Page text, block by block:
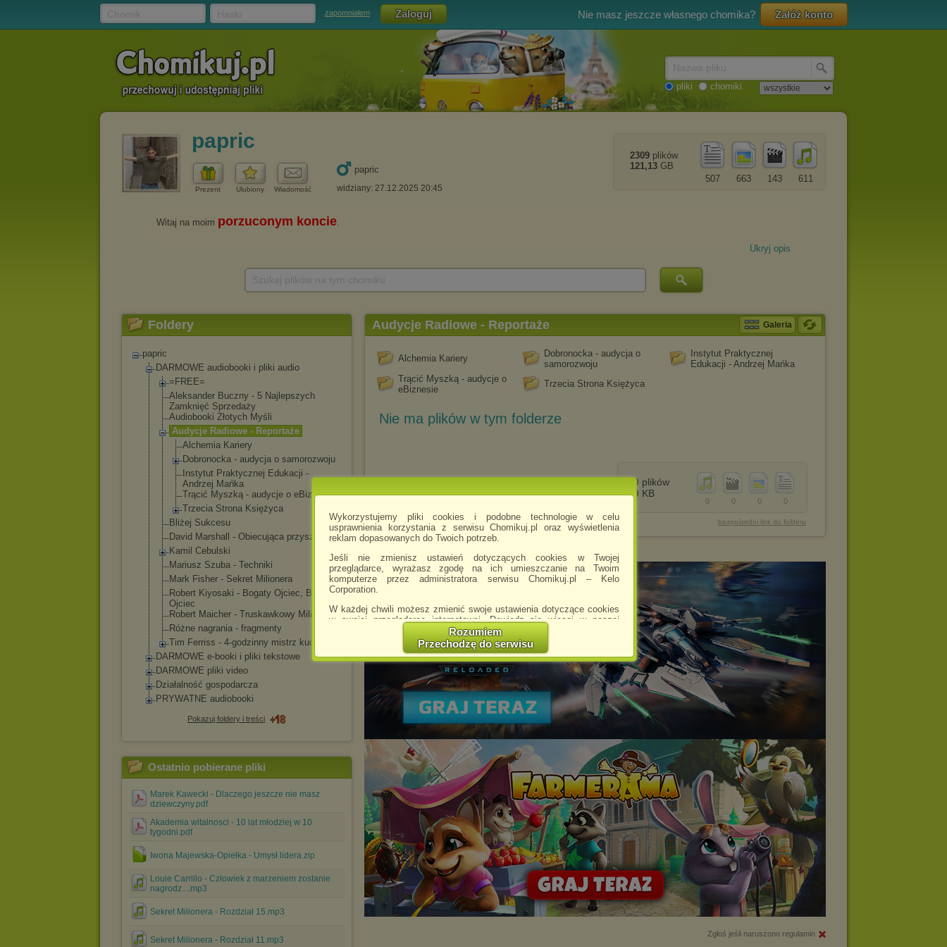
Wykorzystujemy pliki cookies i podobne technologie w celu
usprawnienia korzystania z serwisu Chomikuj.pl oraz wyświetlenia
reklam dopasowanych do Twoich potrzeb.
Jeśli nie zmienisz ustawień dotyczących cookies w Twojej
przeglądarce, wyrażasz zgodę na ich umieszczanie na Twoim
komputerze przez administratora serwisu Chomikuj.pl – Kelo
Corporation.
W każdej chwili możesz zmienić swoje ustawienia dotyczące cookies
w swojej przeglądarce internetowej. Dowiedz się więcej w naszej
http://chomikuj.pl/PolitykaPrywatnosci.aspx
Jednocześnie informujemy że zmiana ustawień przeglądarki może
spowodować ograniczenie korzystania ze strony Chomikuj.pl.
W przypadku braku twojej zgody na akceptację cookies niestety
prosimy o opuszczenie serwisu chomikuj.pl.
Wykorzystanie plików cookies
przezZaufanych Partnerów
(dostosowanie reklam do Twoich potrzeb, analiza skuteczności działań
Wyrażenie sprzeciwu spowoduje, że wyświetlana Ci reklama nie
będzie dopasowana do Twoich preferencji, a będzie to reklama
wyświetlona przypadkowo.
Istnieje możliwość zmiany ustawień przeglądarki internetowej w
sposób uniemożliwiający przechowywanie plików cookies na
urządzeniu końcowym. Można również usunąć pliki cookies,
dokonując odpowiednich zmian w ustawieniach przeglądarki
internetowej.
Pełną informację na ten temat znajdziesz pod adresem
http://chomikuj.pl/PolitykaPrywatnosci.aspx.
Rozumiem
Przechodzę do serwisu
zapomniałem Nie masz jeszcze własnego chomika? Załóż konto
pliki chomiki
papric
Prezent Ulubiony Wiadomość
papric
widziany: 27.12.2025 20:45
611
143
663
507
2309 plików
121,13 GB
Ukryj opis
Foldery
papric
DARMOWE audiobooki i pliki audio
=FREE=
Aleksander Buczny - 5 Najlepszych
Zamknięć Sprzedaży
Audiobooki Złotych Myśli
Audycje Radiowe - Reportaże
Alchemia Kariery
Dobronocka - audycja o samorozwoju
Instytut Praktycznej Edukacji -
Andrzej Mańka
Trącić Myszką - audycje o eBiznesie
Trzecia Strona Księżyca
Bliżej Sukcesu
David Marshall - Obiecująca przyszłość
Kamil Cebulski
Mariusz Szuba - Techniki
Mark Fisher - Sekret Milionera
Robert Kiyosaki - Bogaty Ojciec, Biedny
Ojciec
Robert Maicher - Truskawkowy Milioner
Różne nagrania - fragmenty
Tim Ferriss - 4-godzinny mistrz kuchni
DARMOWE e-booki i pliki tekstowe
DARMOWE pliki video
Działalność gospodarcza
PRYWATNE audiobooki
Pokazuj foldery i treści
Ostatnio pobierane pliki
Marek Kawecki - Dlaczego jeszcze nie masz
dziewczyny.pdf
Akademia witalnosci - 10 lat młodziej w 10
tygodni.pdf
Iwona Majewska-Opiełka - Umysł lidera.zip
Louie Carrillo - Człowiek z marzeniem zostanie
nagrodz....mp3
Sekret Milionera - Rozdział 15.mp3
Sekret Milionera - Rozdział 11.mp3
Audycje Radiowe - Reportaże Galeria
Alchemia Kariery
Dobronocka - audycja o
samorozwoju
Instytut Praktycznej
Edukacji - Andrzej Mańka
Trącić Myszką - audycje o
eBiznesie
Trzecia Strona Księżyca
Nie ma plików w tym folderze
0
0
0
0
0 plików
0 KB
bezpośredni link do folderu
Zgłoś jeśli naruszono regulamin